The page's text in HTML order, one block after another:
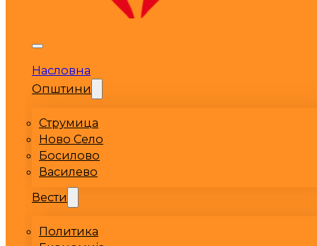
Насловна
Општини
Струмица
Ново Село
Босилово
Василево
Вести
Политика